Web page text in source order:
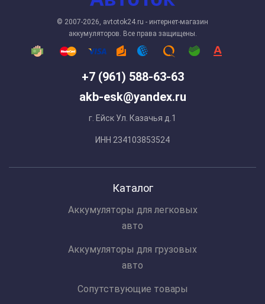
+7 (961) 588-63-63
akb-esk@yandex.ru
г. Ейск Ул. Казачья д.1
ИНН 234103853524
© 2007-2026, avtotok24.ru - интернет-магазин
аккумуляторов. Все права защищены.
Каталог
Аккумуляторы для легковых
авто
Аккумуляторы для грузовых
авто
Сопутствующие товары